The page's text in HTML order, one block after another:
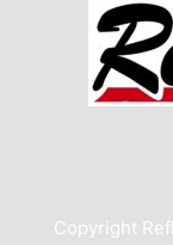
Copyright